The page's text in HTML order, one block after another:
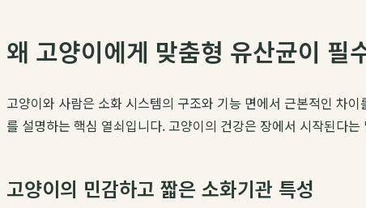
왜 고양이에게 맞춤형 유산균이 필
고양이와 사람은 소화 시스템의 구조와 기능 면에서 근본적인 차
를 설명하는 핵심 열쇠입니다. 고양이의 건강은 장에서 시작된다
고양이의 민감하고 짧은 소화기관 특성